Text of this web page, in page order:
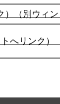
（別ウィン
へリンク）